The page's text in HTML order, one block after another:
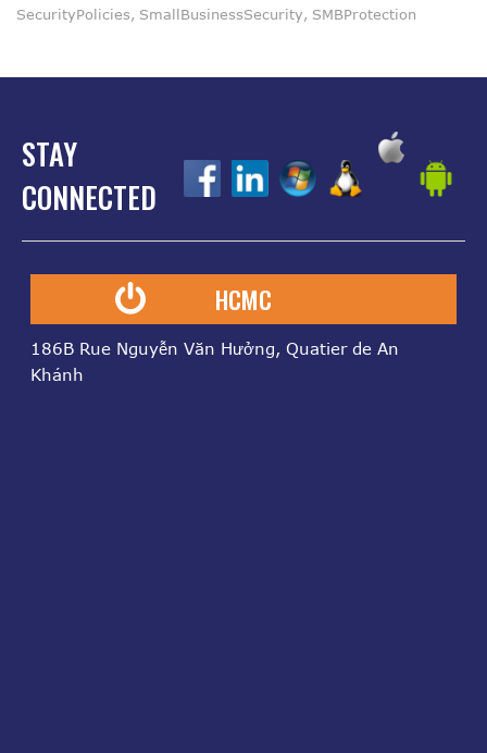
SecurityPolicies SmallBusinessSecurity SMBProtection
STAY
CONNECTED
HCMC
186B Rue Nguyễn Văn Hưởng, Quatier de An
Khánh